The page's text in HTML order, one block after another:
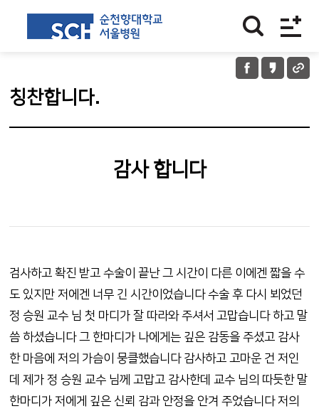
칭찬합니다.
감사 합니다
검사하고 확진 받고 수술이 끝난 그 시간이 다른 이에겐 짧을 수
도 있지만 저에겐 너무 긴 시간이었습니다 수술 후 다시 뵈었던
정 승원 교수 님 첫 마디가 잘 따라와 주셔서 고맙습니다 하고 말
씀 하셨습니다 그 한마디가 나에게는 깊은 감동을 주셨고 감사
한 마음에 저의 가슴이 뭉클했습니다 감사하고 고마운 건 저인
데 제가 정 승원 교수 님께 고맙고 감사한데 교수 님의 따듯한 말
한마디가 저에게 깊은 신뢰 감과 안정을 안겨 주었습니다 저의